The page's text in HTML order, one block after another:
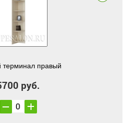
терминал правый
руб.